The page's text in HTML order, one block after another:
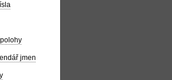
jmen